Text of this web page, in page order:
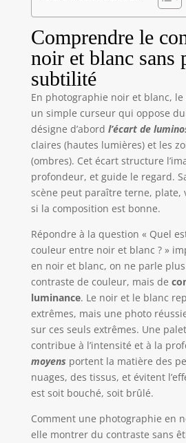
Comprendre le
noir et blanc sans
subtilité
En photographie noir et blanc, le
un simple curseur qui oppose
désigne d’abord l’écart de
claires (hautes lumières) et les
(ombres). Cet écart structure
profondeur, et guide le regard.
scène peut paraître terne, plate,
si la composition est bonne.
Répondre à la question « Quel
couleur entre noir et blanc ? »
en noir et blanc, on ne parle
contraste de couleur, mais de
luminance. Le noir et le blanc
extrêmes, mais une photo
sur ces seuls extrêmes. Une
contribue à l’intensité et à la
moyens portent la matière des
nuages, des tissus, et évitent
est soit bouché, soit brûlé.
Comment une photographie en
elle montrer du contraste sans